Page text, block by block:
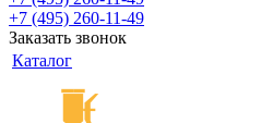
+7 (495) 260-11-49
Заказать звонок
Каталог